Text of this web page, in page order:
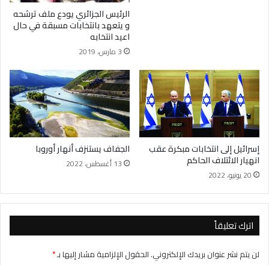
الرئيس الجزائري يودع ملف ترشحه
و يتعهد بانتخابات مسبقة في حال
اعيد انتخابه
3 مارس، 2019
إسرائيل إلى انتخابات مبكرة عقب
انهيار الائتلاف الحاكم
20 يونيو، 2022
الجفاف يستنزف أنهار أوروبا
13 أغسطس، 2022
اترك تعليقاً
لن يتم نشر عنوان بريدك الإلكتروني.الحقول الإلزامية مشار إليها بـ*